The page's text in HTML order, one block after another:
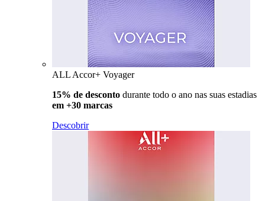
ALL Accor+ Voyager
15% de desconto durante todo o ano nas suas estadias
em +30 marcas
Descobrir